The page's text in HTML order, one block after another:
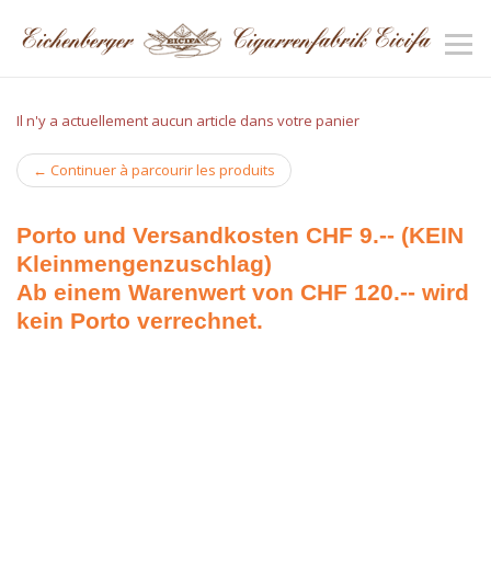
Il n'y a actuellement aucun article dans votre panier
← Continuer à parcourir les produits
Porto und Versandkosten CHF 9.-- (KEIN
Kleinmengenzuschlag)
Ab einem Warenwert von CHF 120.-- wird
kein Porto verrechnet.